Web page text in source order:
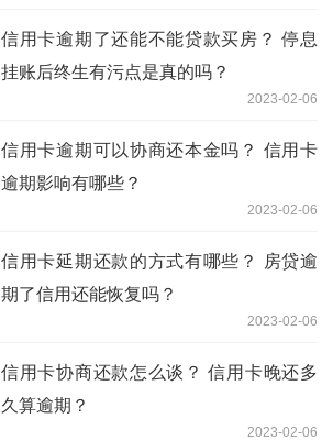
信用卡逾期了还能不能贷款买房？ 停息
挂账后终生有污点是真的吗？
2023-02-06
信用卡逾期可以协商还本金吗？ 信用卡
逾期影响有哪些？
2023-02-06
信用卡延期还款的方式有哪些？ 房贷逾
期了信用还能恢复吗？
2023-02-06
信用卡协商还款怎么谈？ 信用卡晚还多
久算逾期？
2023-02-06